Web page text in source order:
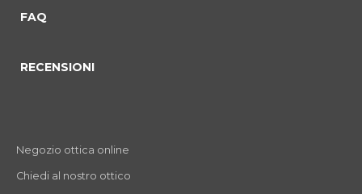
FAQ
RECENSIONI
Negozio ottica online
Chiedi al nostro ottico